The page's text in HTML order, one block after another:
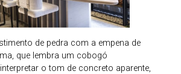
de pedra com a empena de
que lembra um cobogó
o tom de concreto aparente,